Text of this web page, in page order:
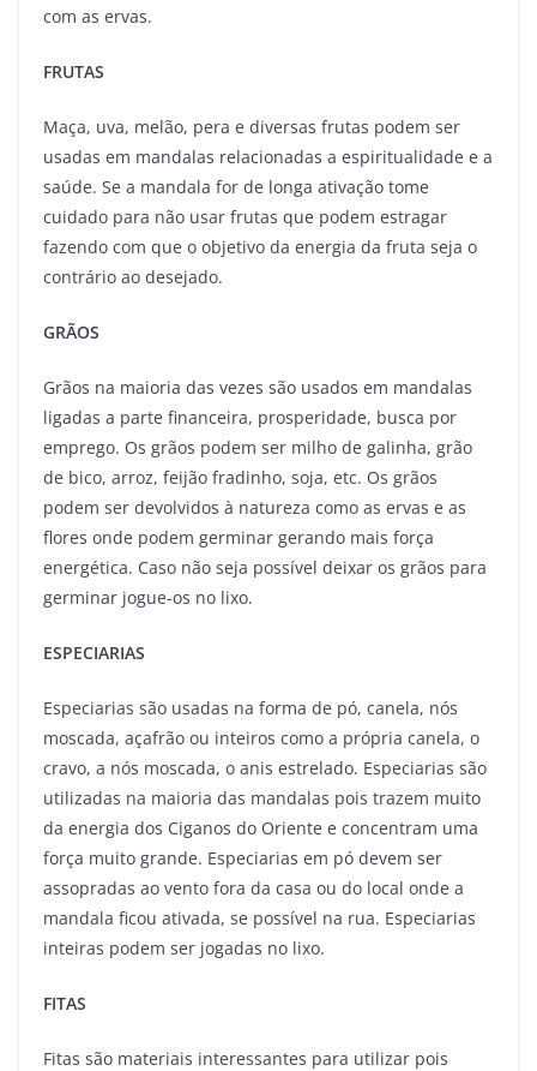
com as ervas.
FRUTAS
Maça, uva, melão, pera e diversas frutas podem ser
usadas em mandalas relacionadas a espiritualidade e a
saúde. Se a mandala for de longa ativação tome
cuidado para não usar frutas que podem estragar
fazendo com que o objetivo da energia da fruta seja o
contrário ao desejado.
GRÃOS
Grãos na maioria das vezes são usados em mandalas
ligadas a parte financeira, prosperidade, busca por
emprego. Os grãos podem ser milho de galinha, grão
de bico, arroz, feijão fradinho, soja, etc. Os grãos
podem ser devolvidos à natureza como as ervas e as
flores onde podem germinar gerando mais força
energética. Caso não seja possível deixar os grãos para
germinar jogue-os no lixo.
ESPECIARIAS
Especiarias são usadas na forma de pó, canela, nós
moscada, açafrão ou inteiros como a própria canela, o
cravo, a nós moscada, o anis estrelado. Especiarias são
utilizadas na maioria das mandalas pois trazem muito
da energia dos Ciganos do Oriente e concentram uma
força muito grande. Especiarias em pó devem ser
assopradas ao vento fora da casa ou do local onde a
mandala ficou ativada, se possível na rua. Especiarias
inteiras podem ser jogadas no lixo.
FITAS
Fitas são materiais interessantes para utilizar pois